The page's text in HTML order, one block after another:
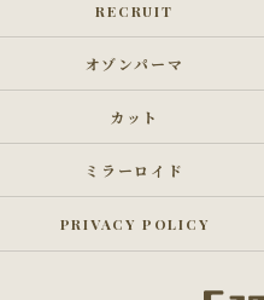
RECRUIT
オゾンパーマ
カット
ミラーロイド
PRIVACY POLICY